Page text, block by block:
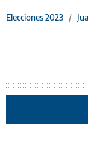
Elecciones 2023 /